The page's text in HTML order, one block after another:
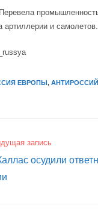
артиллерии и самолетов.
ЕВРОПЫ,
запись
осудили